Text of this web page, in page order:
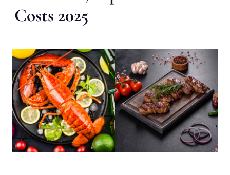
Costs 2025